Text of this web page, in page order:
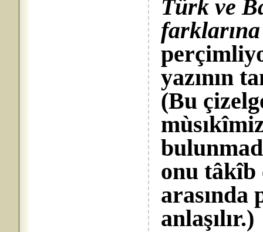
Türk ve
yazının
(Bu
onu tâkîb
arasında
anlaşılır.)